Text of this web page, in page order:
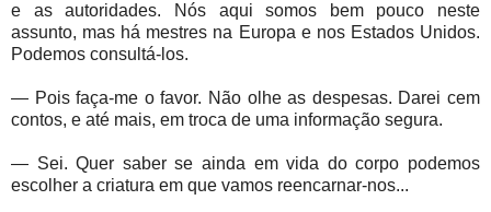
e as autoridades. Nós aqui somos bem pouco neste
assunto, mas há mestres na Europa e nos Estados Unidos.
Podemos consultá-los.
— Pois faça-me o favor. Não olhe as despesas. Darei cem
contos, e até mais, em troca de uma informação segura.
— Sei. Quer saber se ainda em vida do corpo podemos
escolher a criatura em que vamos reencarnar-nos...